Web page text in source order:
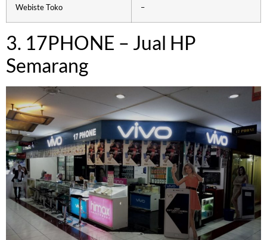
Webiste Toko –
3. 17PHONE – Jual HP
Semarang